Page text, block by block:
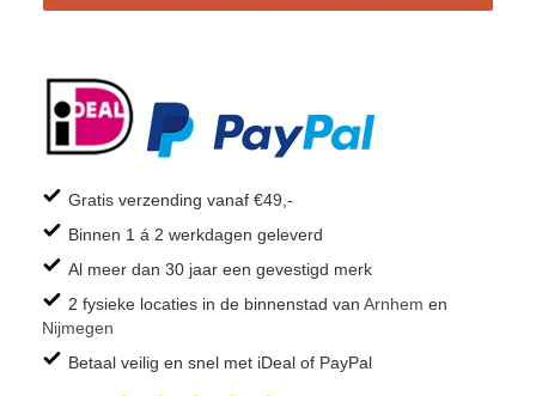
Gratis verzending vanaf €49,-
Binnen 1 á 2 werkdagen geleverd
Al meer dan 30 jaar een gevestigd merk
2 fysieke locaties in de binnenstad van Arnhem en
Nijmegen
Betaal veilig en snel met iDeal of PayPal